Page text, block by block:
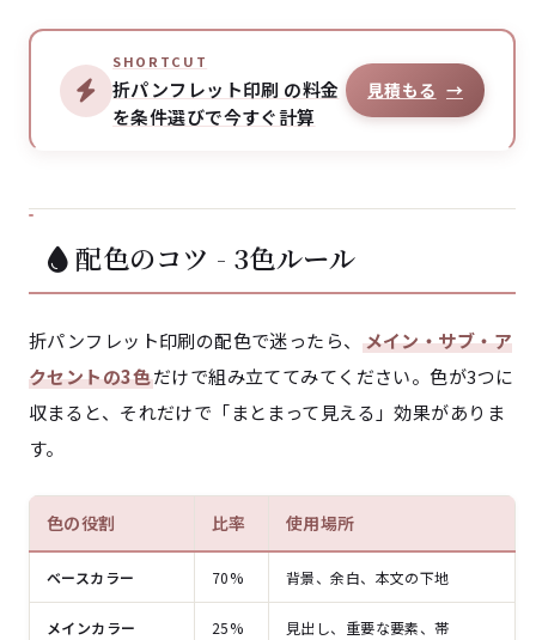
SHORTCUT
折パンフレット印刷 の料金
を条件選びで今すぐ計算
見積もる →
配色のコツ - 3色ルール
折パンフレット印刷の配色で迷ったら、 メイン・サブ・ア
クセントの3色だけで組み立ててみてください。色が3つに
収まると、それだけで「まとまって見える」効果がありま
す。
色の役割 比率 使用場所
ベースカラー 70% 背景、余白、本文の下地
メインカラー 25% 見出し、重要な要素、帯